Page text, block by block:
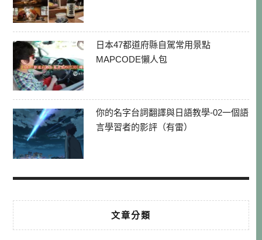
日本47都道府縣自駕常用景點
MAPCODE懶人包
你的名字台詞翻譯與日語教學-02一個語
言學習者的影評（有雷）
文章分類